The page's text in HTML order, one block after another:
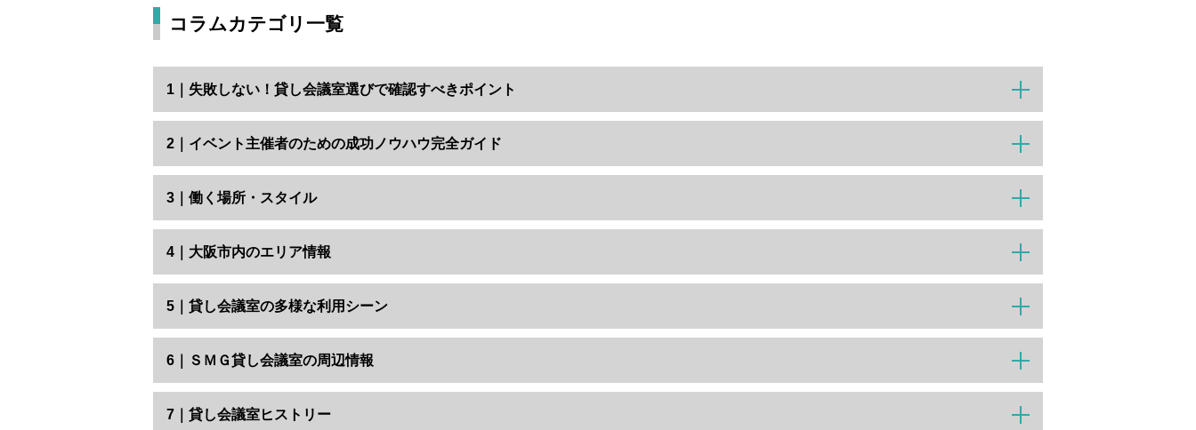
コラムカテゴリ一覧
1｜失敗しない！貸し会議室選びで確認すべきポイント
2｜イベント主催者のための成功ノウハウ完全ガイド
3｜働く場所・スタイル
4｜大阪市内のエリア情報
5｜貸し会議室の多様な利用シーン
6｜ＳＭＧ貸し会議室の周辺情報
7｜貸し会議室ヒストリー